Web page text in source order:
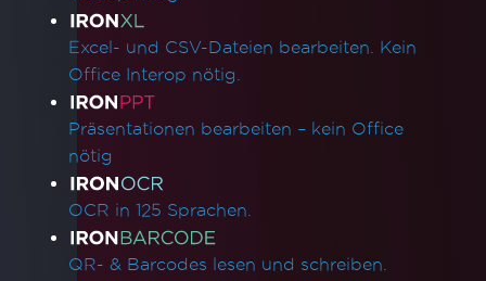
Excel- und CSV-Dateien bearbeiten. Kein
Office Interop nötig.
Präsentationen bearbeiten – kein Office
nötig
OCR in 125 Sprachen.
QR- & Barcodes lesen und schreiben.